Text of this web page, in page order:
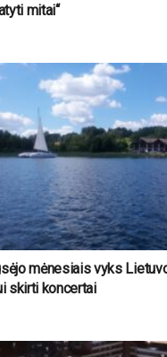
mitai“
mėnesiais vyks
skirti koncertai